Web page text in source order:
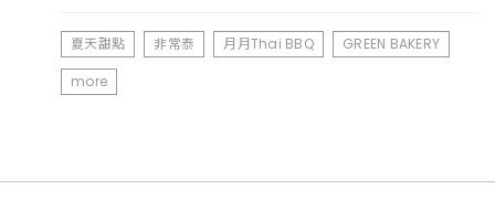
夏天甜點 非常泰 月月Thai BBQ
GREEN BAKERY
more